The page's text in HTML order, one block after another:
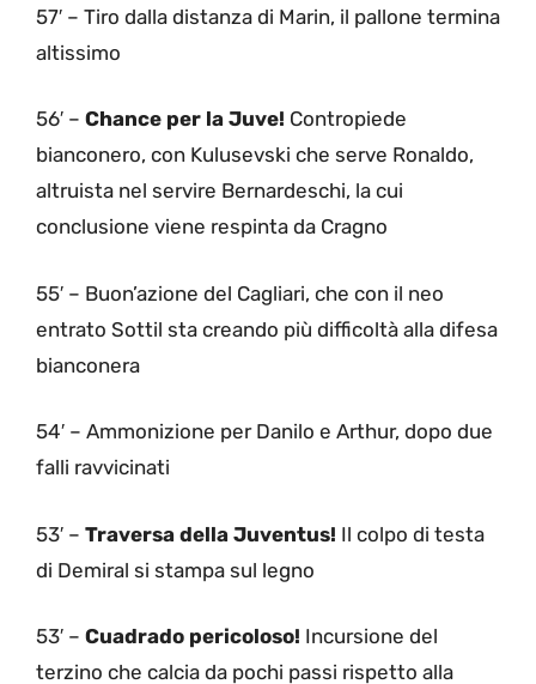
57′ – Tiro dalla distanza di Marin, il pallone termina
altissimo
56′ – Chance per la Juve! Contropiede
bianconero, con Kulusevski che serve Ronaldo,
altruista nel servire Bernardeschi, la cui
conclusione viene respinta da Cragno
55′ – Buon’azione del Cagliari, che con il neo
entrato Sottil sta creando più difficoltà alla difesa
bianconera
54′ – Ammonizione per Danilo e Arthur, dopo due
falli ravvicinati
53′ – Traversa della Juventus! Il colpo di testa
di Demiral si stampa sul legno
53′ – Cuadrado pericoloso! Incursione del
terzino che calcia da pochi passi rispetto alla